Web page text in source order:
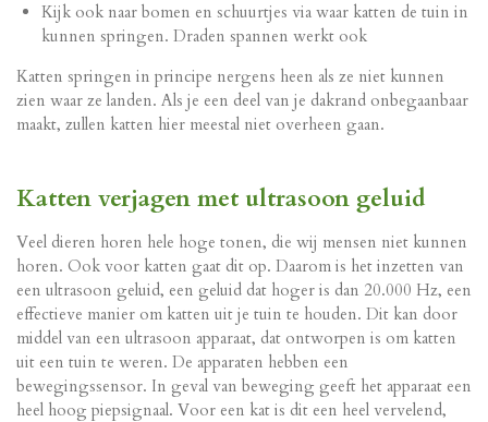
Kijk ook naar bomen en schuurtjes via waar katten de tuin in
kunnen springen. Draden spannen werkt ook
Katten springen in principe nergens heen als ze niet kunnen
zien waar ze landen. Als je een deel van je dakrand onbegaanbaar
maakt, zullen katten hier meestal niet overheen gaan.
Katten verjagen met ultrasoon geluid
Veel dieren horen hele hoge tonen, die wij mensen niet kunnen
horen. Ook voor katten gaat dit op. Daarom is het inzetten van
een ultrasoon geluid, een geluid dat hoger is dan 20.000 Hz, een
effectieve manier om katten uit je tuin te houden. Dit kan door
middel van een ultrasoon apparaat, dat ontworpen is om katten
uit een tuin te weren. De apparaten hebben een
bewegingssensor. In geval van beweging geeft het apparaat een
heel hoog piepsignaal. Voor een kat is dit een heel vervelend,